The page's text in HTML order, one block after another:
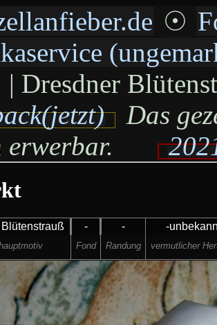
☉
Dresdner
Das
- - -
Fond Randung vermutlicher